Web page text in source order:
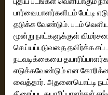
பார்வையாளர்களிடம் பேட்டி
தடுக்க வேண்டும். படம்
மூன்று நாட்களுக்குள்
செய்யப்படுவதை தவிர்க்க
நடவடிக்கையை
எடுக்கவேண்டும் என
வைத்தார். அதனையொட்டி